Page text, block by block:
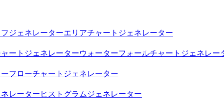
ジェネレーターエリアチャートジェネレーター
ートジェネレーターウォーターフォールチャートジェネレー
フローチャートジェネレーター
レーター ヒストグラムジェネレーター